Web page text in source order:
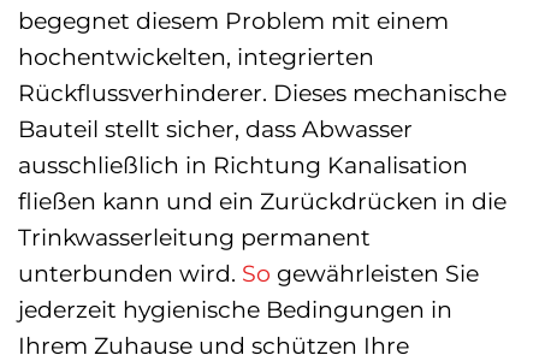
begegnet diesem Problem mit einem
hochentwickelten, integrierten
Rückflussverhinderer. Dieses mechanische
Bauteil stellt sicher, dass Abwasser
ausschließlich in Richtung Kanalisation
fließen kann und ein Zurückdrücken in die
Trinkwasserleitung permanent
unterbunden wird. So gewährleisten Sie
jederzeit hygienische Bedingungen in
Ihrem Zuhause und schützen Ihre